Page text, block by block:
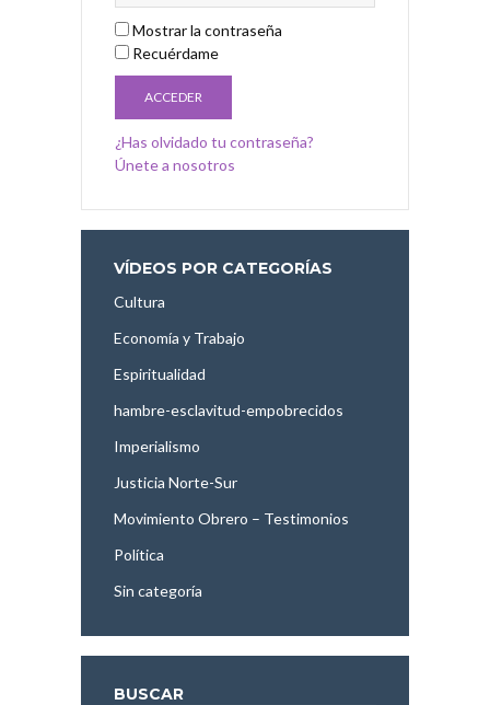
Mostrar la contraseña
Recuérdame
¿Has olvidado tu contraseña?
Únete a nosotros
VÍDEOS POR CATEGORÍAS
Cultura
Economía y Trabajo
Espiritualidad
hambre-esclavitud-empobrecidos
Imperialismo
Justicia Norte-Sur
Movimiento Obrero – Testimonios
Política
Sin categoría
BUSCAR